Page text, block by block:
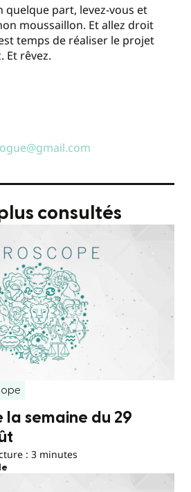
quelque part, levez-vous et
moussaillon. Et allez droit
temps de réaliser le projet
Et rêvez.
consultés
la semaine du 29
: 3 minutes